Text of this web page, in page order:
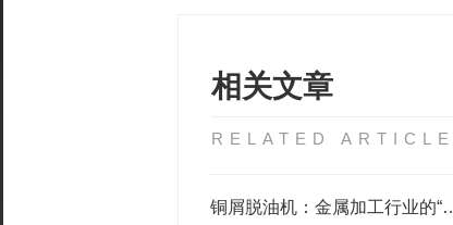
相关文章
RELATED
铜屑脱油机：金属加工